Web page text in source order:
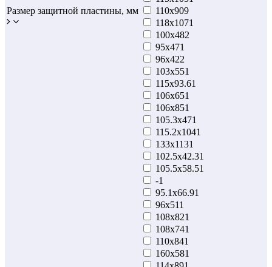
Размер защитной пластины, мм
110х909
118х1071
100х482
95x471
96x422
103x551
115х93.61
106x651
106x851
105.3x471
115.2х1041
133х1131
102.5x42.31
105.5x58.51
-1
95.1x66.91
96x511
108x821
108x741
110х841
160х581